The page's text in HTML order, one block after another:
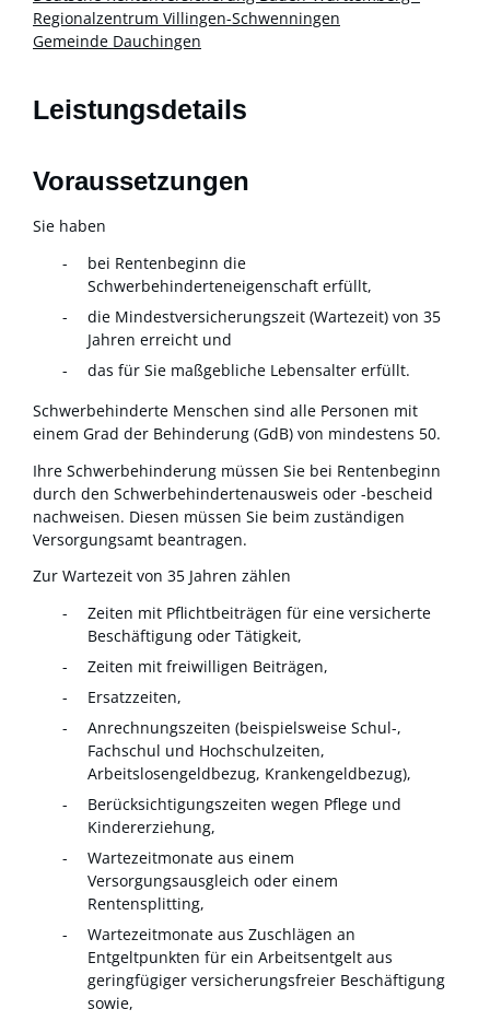
Regionalzentrum Villingen-Schwenningen
Gemeinde Dauchingen
Leistungsdetails
Voraussetzungen
Sie haben
bei Rentenbeginn die
Schwerbehinderteneigenschaft erfüllt,
die Mindestversicherungszeit (Wartezeit) von 35
Jahren erreicht und
das für Sie maßgebliche Lebensalter erfüllt.
Schwerbehinderte Menschen sind alle Personen mit
einem Grad der Behinderung (GdB) von mindestens 50.
Ihre Schwerbehinderung müssen Sie bei Rentenbeginn
durch den Schwerbehindertenausweis oder -bescheid
nachweisen. Diesen müssen Sie beim zuständigen
Versorgungsamt beantragen.
Zur Wartezeit von 35 Jahren zählen
Zeiten mit Pflichtbeiträgen für eine versicherte
Beschäftigung oder Tätigkeit,
Zeiten mit freiwilligen Beiträgen,
Ersatzzeiten,
Anrechnungszeiten (beispielsweise Schul-,
Fachschul und Hochschulzeiten,
Arbeitslosengeldbezug, Krankengeldbezug),
Berücksichtigungszeiten wegen Pflege und
Kindererziehung,
Wartezeitmonate aus einem
Versorgungsausgleich oder einem
Rentensplitting,
Wartezeitmonate aus Zuschlägen an
Entgeltpunkten für ein Arbeitsentgelt aus
geringfügiger versicherungsfreier Beschäftigung
sowie,